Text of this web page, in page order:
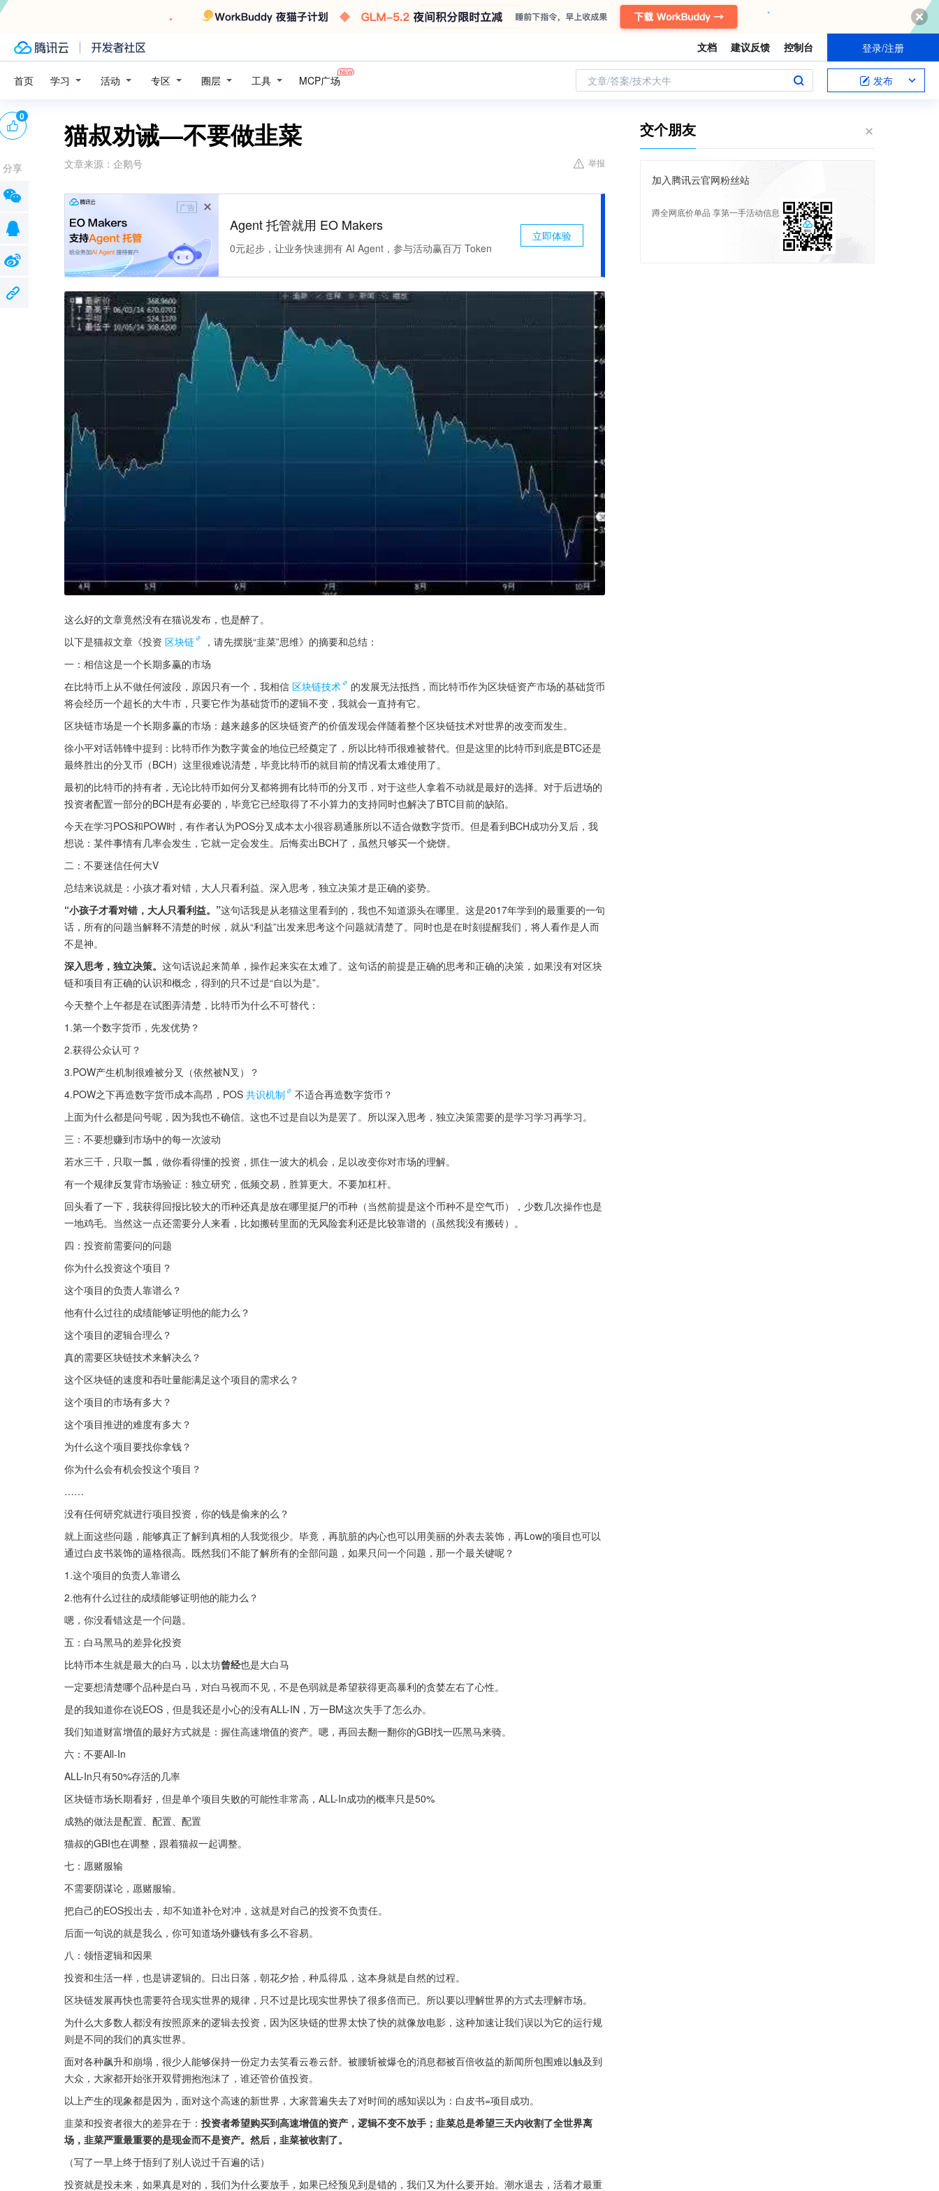
文档 建议反馈 控制台 登录/注册
首页 学习 活动 专区 圈层 工具 MCP广场 文章/答案/技术大牛 发布
猫叔劝诫—不要做韭菜
文章来源： 企鹅号 举报
广告
Agent 托管就用 EO Makers
0元起步，让业务快速拥有 AI Agent，参与活动赢百万 Token
立即体验
这么好的文章竟然没有在猫说发布，也是醉了。
以下是猫叔文章《投资 区块链
，请先摆脱“韭菜”思维》的摘要和总结：
一：相信这是一个长期多赢的市场
在比特币上从不做任何波段，原因只有一个，我相信 区块链技术
的发展无法抵挡，而比特币作为区块链资产市场的基础货币
将会经历一个超长的大牛市，只要它作为基础货币的逻辑不变，我就会一直持有它。
区块链市场是一个长期多赢的市场：越来越多的区块链资产的价值发现会伴随着整个区块链技术对世界的改变而发生。
徐小平对话韩锋中提到：比特币作为数字黄金的地位已经奠定了，所以比特币很难被替代。但是这里的比特币到底是BTC还是
最终胜出的分叉币（BCH）这里很难说清楚，毕竟比特币的就目前的情况看太难使用了。
最初的比特币的持有者，无论比特币如何分叉都将拥有比特币的分叉币，对于这些人拿着不动就是最好的选择。对于后进场的
投资者配置一部分的BCH是有必要的，毕竟它已经取得了不小算力的支持同时也解决了BTC目前的缺陷。
今天在学习POS和POW时，有作者认为POS分叉成本太小很容易通胀所以不适合做数字货币。但是看到BCH成功分叉后，我
想说：某件事情有几率会发生，它就一定会发生。后悔卖出BCH了，虽然只够买一个烧饼。
二：不要迷信任何大V
总结来说就是：小孩才看对错，大人只看利益。深入思考，独立决策才是正确的姿势。
“小孩子才看对错，大人只看利益。”这句话我是从老猫这里看到的，我也不知道源头在哪里。这是2017年学到的最重要的一句
话，所有的问题当解释不清楚的时候，就从“利益”出发来思考这个问题就清楚了。同时也是在时刻提醒我们，将人看作是人而
不是神。
深入思考，独立决策。 这句话说起来简单，操作起来实在太难了。这句话的前提是正确的思考和正确的决策，如果没有对区块
链和项目有正确的认识和概念，得到的只不过是“自以为是”。
今天整个上午都是在试图弄清楚，比特币为什么不可替代：
1.第一个数字货币，先发优势？
2.获得公众认可？
3.POW产生机制很难被分叉（依然被N叉）？
4.POW之下再造数字货币成本高昂，POS 共识机制
不适合再造数字货币？
上面为什么都是问号呢，因为我也不确信。这也不过是自以为是罢了。所以深入思考，独立决策需要的是学习学习再学习。
三：不要想赚到市场中的每一次波动
若水三千，只取一瓢，做你看得懂的投资，抓住一波大的机会，足以改变你对市场的理解。
有一个规律反复背市场验证：独立研究，低频交易，胜算更大。不要加杠杆。
回头看了一下，我获得回报比较大的币种还真是放在哪里挺尸的币种（当然前提是这个币种不是空气币），少数几次操作也是
一地鸡毛。当然这一点还需要分人来看，比如搬砖里面的无风险套利还是比较靠谱的（虽然我没有搬砖）。
四：投资前需要问的问题
你为什么投资这个项目？
这个项目的负责人靠谱么？
他有什么过往的成绩能够证明他的能力么？
这个项目的逻辑合理么？
真的需要区块链技术来解决么？
这个区块链的速度和吞吐量能满足这个项目的需求么？
这个项目的市场有多大？
这个项目推进的难度有多大？
为什么这个项目要找你拿钱？
你为什么会有机会投这个项目？
……
没有任何研究就进行项目投资，你的钱是偷来的么？
就上面这些问题，能够真正了解到真相的人我觉很少。毕竟，再肮脏的内心也可以用美丽的外表去装饰，再Low的项目也可以
通过白皮书装饰的逼格很高。既然我们不能了解所有的全部问题，如果只问一个问题，那一个最关键呢？
1.这个项目的负责人靠谱么
2.他有什么过往的成绩能够证明他的能力么？
嗯，你没看错这是一个问题。
五：白马黑马的差异化投资
比特币本生就是最大的白马，以太坊曾经也是大白马
一定要想清楚哪个品种是白马，对白马视而不见，不是色弱就是希望获得更高暴利的贪婪左右了心性。
是的我知道你在说EOS，但是我还是小心的没有ALL-IN，万一BM这次失手了怎么办。
我们知道财富增值的最好方式就是：握住高速增值的资产。嗯，再回去翻一翻你的GBI找一匹黑马来骑。
六：不要All-In
ALL-In只有50%存活的几率
区块链市场长期看好，但是单个项目失败的可能性非常高，ALL-In成功的概率只是50%
成熟的做法是配置、配置、配置
猫叔的GBI也在调整，跟着猫叔一起调整。
七：愿赌服输
不需要阴谋论，愿赌服输。
把自己的EOS投出去，却不知道补仓对冲，这就是对自己的投资不负责任。
后面一句说的就是我么，你可知道场外赚钱有多么不容易。
八：领悟逻辑和因果
投资和生活一样，也是讲逻辑的。日出日落，朝花夕拾，种瓜得瓜，这本身就是自然的过程。
区块链发展再快也需要符合现实世界的规律，只不过是比现实世界快了很多倍而已。所以要以理解世界的方式去理解市场。
为什么大多数人都没有按照原来的逻辑去投资，因为区块链的世界太快了快的就像放电影，这种加速让我们误以为它的运行规
则是不同的我们的真实世界。
面对各种飙升和崩塌，很少人能够保持一份定力去笑看云卷云舒。被腰斩被爆仓的消息都被百倍收益的新闻所包围难以触及到
大众，大家都开始张开双臂拥抱泡沫了，谁还管价值投资。
以上产生的现象都是因为，面对这个高速的新世界，大家普遍失去了对时间的感知误以为：白皮书=项目成功。
韭菜和投资者很大的差异在于： 投资者希望购买到高速增值的资产，逻辑不变不放手；韭菜总是希望三天内收割了全世界离
场，韭菜严重最重要的是现金而不是资产。然后，韭菜被收割了。
（写了一早上终于悟到了别人说过千百遍的话）
投资就是投未来，如果真是对的，我们为什么要放手，如果已经预见到是错的，我们又为什么要开始。潮水退去，活着才最重
0
分享
交个朋友
加入腾讯云官网粉丝站
蹲全网底价单品 享第一手活动信息